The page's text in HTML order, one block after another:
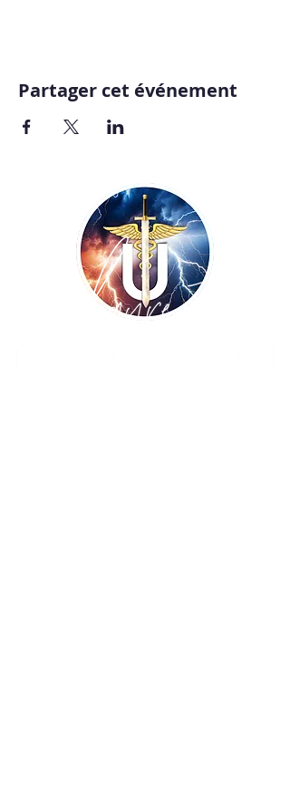
Partager cet événement